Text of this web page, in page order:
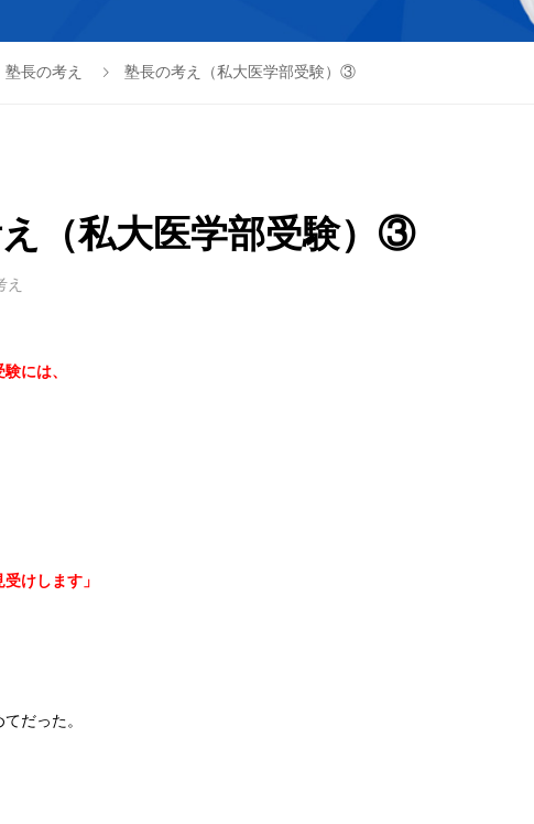
塾長の考え 塾長の考え（私大医学部受験）③
（私大医学部受験）③
え
には、
けします」
だった。